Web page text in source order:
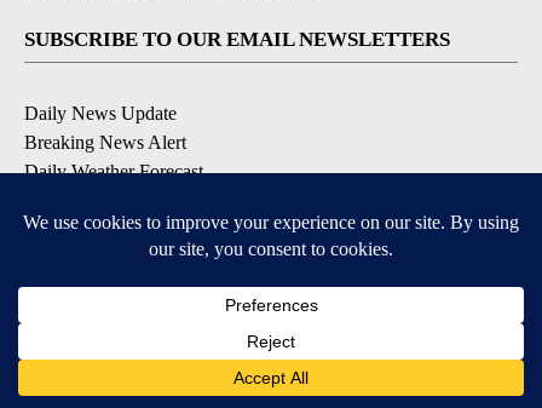
SUBSCRIBE TO OUR EMAIL NEWSLETTERS
Daily News Update
Breaking News Alert
Daily Weather Forecast
Contests and Promotions
Available for iOS and Android